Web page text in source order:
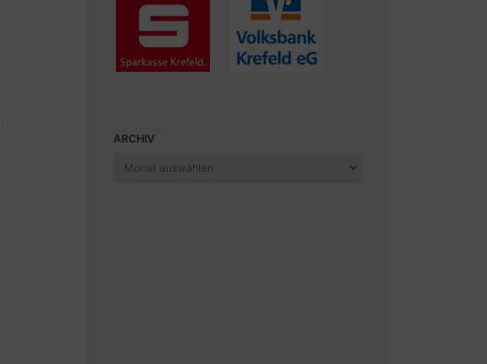
ARCHIV
Archiv